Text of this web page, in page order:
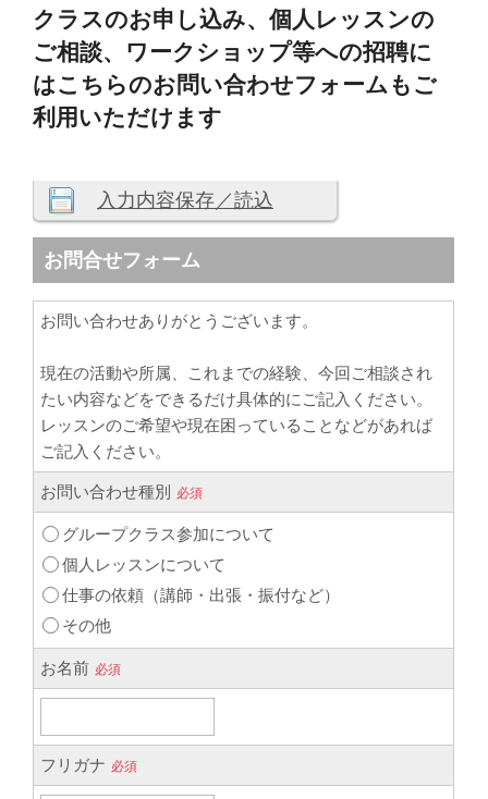
クラスのお申し込み、個人レッスンの
ご相談、ワークショップ等への招聘に
はこちらのお問い合わせフォームもご
利用いただけます